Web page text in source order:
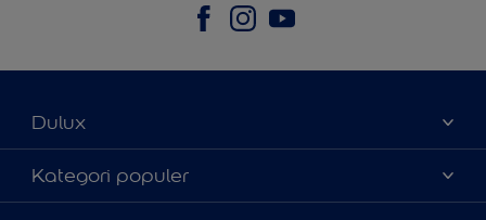
Dulux
Tentang Kami
Contact us
Kategori populer